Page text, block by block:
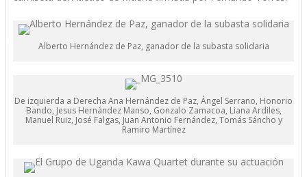
Alberto Hernández de Paz, ganador de la subasta solidaria
De izquierda a Derecha Ana Hernández de Paz, Ángel Serrano, Honorio
Bando, Jesus Hernández Manso, Gonzalo Zamacoa, Liana Ardiles,
Manuel Ruiz, José Falgas, Juan Antonio Fernández, Tomás Sáncho y
Ramiro Martínez